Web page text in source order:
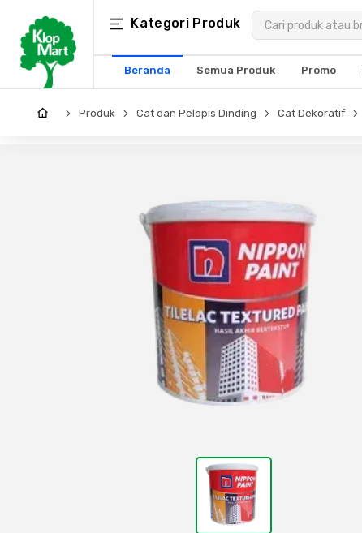
Kategori Produk
Beranda Semua Produk Promo
Kategori
Produk
Arsitektur
Produk Cat dan Pelapis Dinding Cat Dekoratif